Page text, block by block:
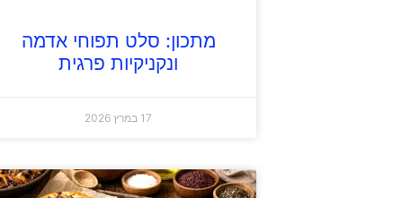
מתכון: סלט תפוחי אדמה
ונקניקיות פרגית
17 במרץ 2026